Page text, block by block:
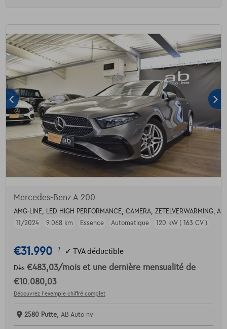
Mercedes-Benz A 200
AMG-LINE, LED HIGH PERFORMANCE, CAMERA, ZETELVERWARMING,
11/2024
9.068 km Essence Automatique 120 kW ( 163 CV )
€31.990 1 ✓ TVA déductible
Dès €483,03/mois et une dernière mensualité de
€10.080,03
Découvrez l’exemple chiffré complet
2580 Putte, AB Auto nv